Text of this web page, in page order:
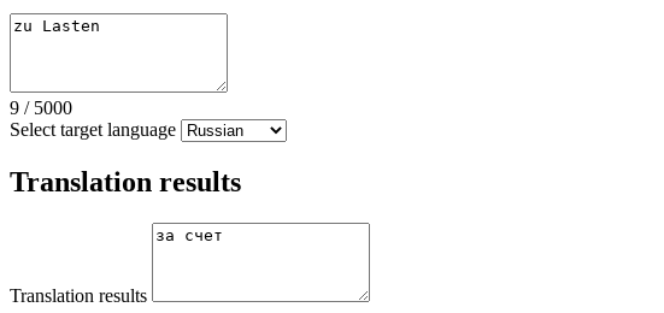
9 / 5000
Select target language
Translation results
Translation results